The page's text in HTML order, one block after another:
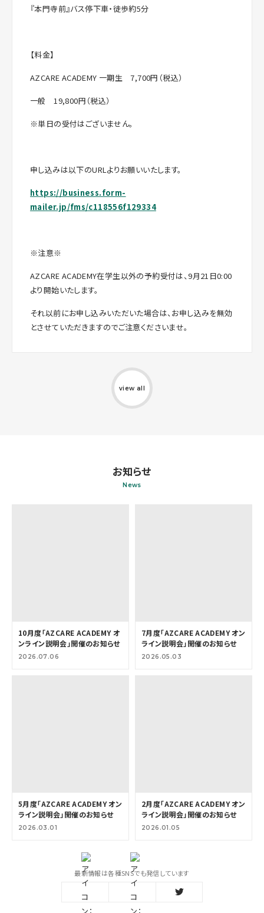
『本門寺前』バス停下車・徒歩約5分
【料金】
AZCARE ACADEMY 一期生 7,700円（税込）
一般 19,800円（税込）
※単日の受付はございません。
申し込みは以下のURLよりお願いいたします。
https://business.form-
mailer.jp/fms/c118556f129334
※注意※
AZCARE ACADEMY在学生以外の予約受付は、9月21日0:00
より開始いたします。
それ以前にお申し込みいただいた場合は、お申し込みを無効
とさせていただきますのでご注意くださいませ。
view all
お知らせ
News
10月度「AZCARE ACADEMY オ
ンライン説明会」開催のお知らせ
2026.07.06
7月度「AZCARE ACADEMY オン
ライン説明会」開催のお知らせ
2026.05.03
5月度「AZCARE ACADEMY オン
ライン説明会」開催のお知らせ
2026.03.01
2月度「AZCARE ACADEMY オン
ライン説明会」開催のお知らせ
2026.01.05
最新情報は各種SNSでも発信しています